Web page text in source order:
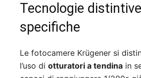
Tecnologie
specifiche
Le fotocamere Krügener si
l’uso di otturatori a tendina in